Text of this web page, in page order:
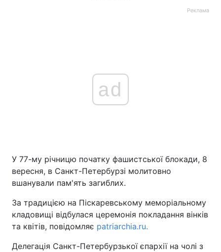
Реклама
ad
У 77-му річницю початку фашистської блокади, 8
вересня, в Санкт-Петербурзі молитовно
вшанували пам'ять загиблих.
За традицією на Піскаревському меморіальному
кладовищі відбулася церемонія покладання вінків
та квітів, повідомляє patriarchia.ru.
Делегація Санкт-Петербурзької єпархії на чолі з